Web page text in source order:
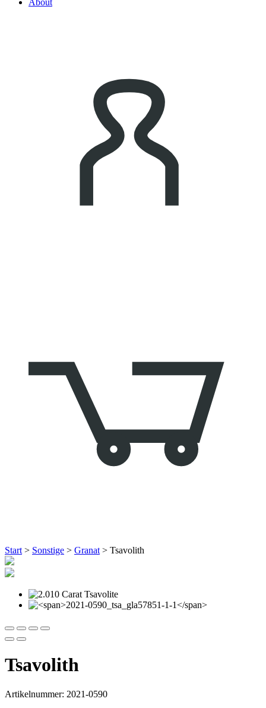
About
Start > Sonstige > Granat > Tsavolith
Tsavolith
Artikelnummer: 2021-0590